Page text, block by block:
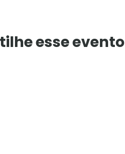
esse evento